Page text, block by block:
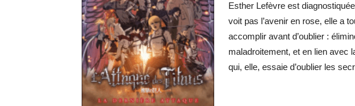
Esther Lefèvre est
voit pas l’avenir en rose, elle a
accomplir avant d’oublier :
maladroitement, et en lien avec
qui, elle, essaie d’oublier les